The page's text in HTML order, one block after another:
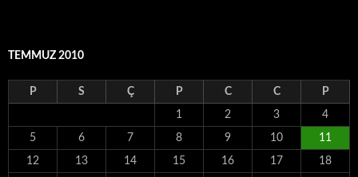
TEMMUZ 2010
P S Ç P C C P
1 2 3 4
5 6 7 8 9 10 11
12 13 14 15 16 17 18